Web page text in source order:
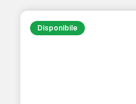
Disponibile